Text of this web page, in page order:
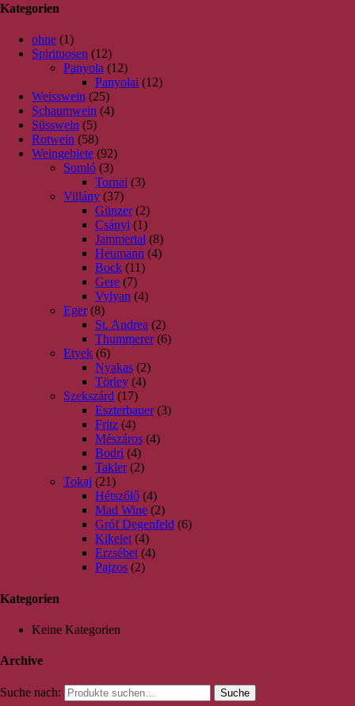
Kategorien
ohne (1)
Spirituosen (12)
Panyola (12)
Panyolai (12)
Weisswein (25)
Schaumwein (4)
Süsswein (5)
Rotwein (58)
Weingebiete (92)
Somló (3)
Tornai (3)
Villány (37)
Günzer (2)
Csányi (1)
Jammertal (8)
Heumann (4)
Bock (11)
Gere (7)
Vylyan (4)
Eger (8)
St. Andrea (2)
Thummerer (6)
Etyek (6)
Nyakas (2)
Törley (4)
Szekszárd (17)
Eszterbauer (3)
Fritz (4)
Mészáros (4)
Bodri (4)
Takler (2)
Tokaj (21)
Hétszőlő (4)
Mad Wine (2)
Gróf Degenfeld (6)
Kikelet (4)
Erzsébet (4)
Pajzos (2)
Kategorien
Keine Kategorien
Archive
Suche nach: Suche